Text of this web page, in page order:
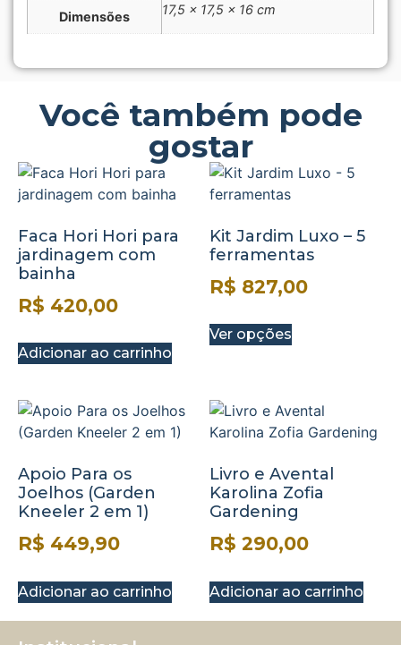
Dimensões 17,5 × 17,5 × 16 cm
Você também pode
gostar
Faca Hori Hori para
jardinagem com
bainha
R$ 420,00
Adicionar ao carrinho
Kit Jardim Luxo – 5
ferramentas
R$ 827,00
Ver opções
Apoio Para os
Joelhos (Garden
Kneeler 2 em 1)
R$ 449,90
Adicionar ao carrinho
Livro e Avental
Karolina Zofia
Gardening
R$ 290,00
Adicionar ao carrinho